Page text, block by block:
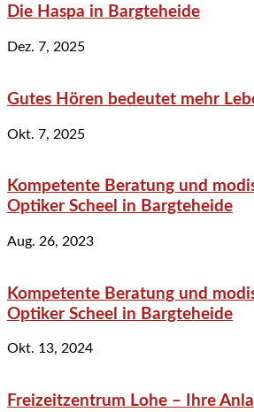
Die Haspa in Bargteheide
Dez. 7, 2025
Gutes Hören bedeutet mehr
Okt. 7, 2025
Kompetente Beratung und
Optiker Scheel in Bargteheide
Aug. 26, 2023
Kompetente Beratung und
Optiker Scheel in Bargteheide
Okt. 13, 2024
Freizeitzentrum Lohe – Ihre